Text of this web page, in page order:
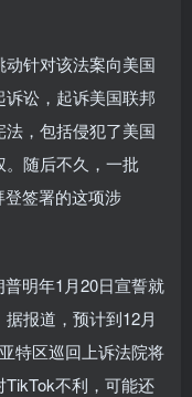
针对该法案向美国
讼，起诉美国联邦
，包括侵犯了美国
。随后不久，一批
签署的这项涉
明年1月20日宣誓就
报道，预计到12月
特区巡回上诉法院将
不利，可能还